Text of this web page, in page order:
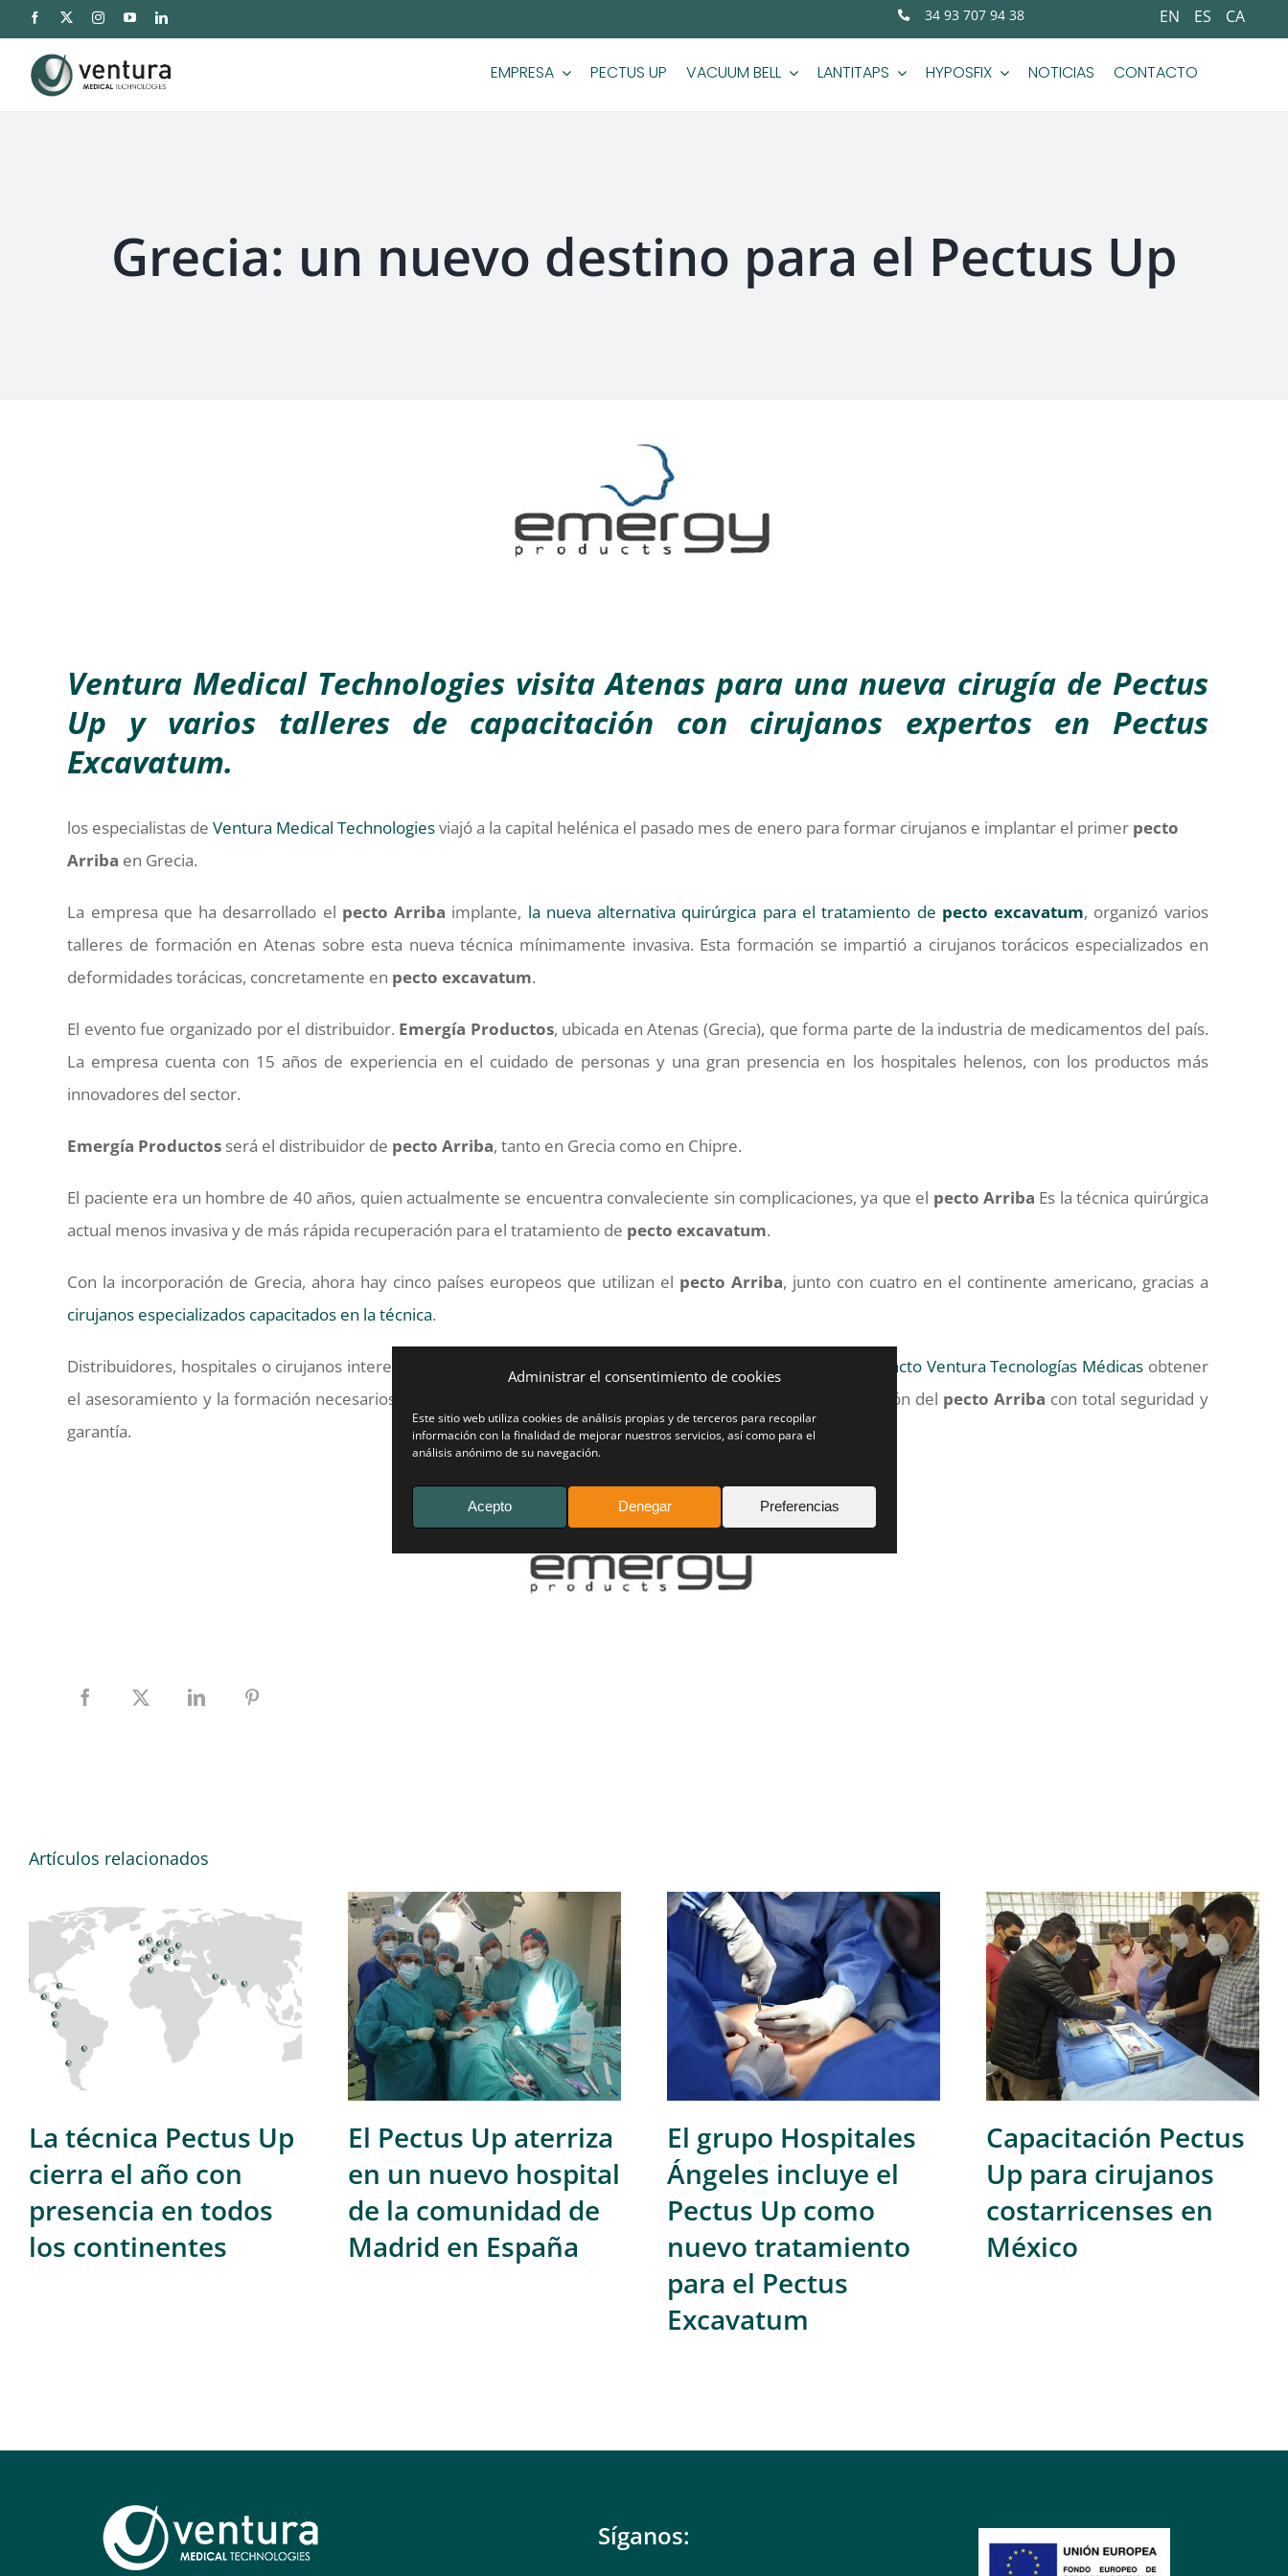
Administrar el consentimiento de cookies
Este sitio web utiliza cookies de análisis propias y de terceros para recopilar
información con la finalidad de mejorar nuestros servicios, así como para el
análisis anónimo de su navegación.
Acepto Denegar Preferencias
Saltar
contenido
34 93 707 94 38 EN ES CA
EMPRESA PECTUS UP VACUUM BELL LANTITAPS HYPOSFIX NOTICIAS CONTACTO
Grecia: un nuevo destino para el Pectus Up
Ventura Medical Technologies visita Atenas para una nueva cirugía de Pectus
Up y varios talleres de capacitación con cirujanos expertos en Pectus
Excavatum.
los especialistas deVentura Medical Technologiesviajó a la capital helénica el pasado mes de enero para formar cirujanos e implantar el primer pecto
Arriba en Grecia.
La empresa que ha desarrollado el pecto Arriba implante, la nueva alternativa quirúrgica para el tratamiento de pecto excavatum, organizó varios
talleres de formación en Atenas sobre esta nueva técnica mínimamente invasiva. Esta formación se impartió a cirujanos torácicos especializados en
deformidades torácicas, concretamente en pecto excavatum.
El evento fue organizado por el distribuidor. Emergía Productos, ubicada en Atenas (Grecia), que forma parte de la industria de medicamentos del país.
La empresa cuenta con 15 años de experiencia en el cuidado de personas y una gran presencia en los hospitales helenos, con los productos más
innovadores del sector.
Emergía Productos será el distribuidor de pecto Arriba, tanto en Grecia como en Chipre.
El paciente era un hombre de 40 años, quien actualmente se encuentra convaleciente sin complicaciones, ya que el pecto Arriba Es la técnica quirúrgica
actual menos invasiva y de más rápida recuperación para el tratamiento de pecto excavatum.
Con la incorporación de Grecia, ahora hay cinco países europeos que utilizan el pecto Arriba, junto con cuatro en el continente americano, gracias a
cirujanos especializados capacitados en la técnica.
Distribuidores, hospitales o cirujanos interesados en conocer más sobre este método quirúrgico, pueden contacto Ventura Tecnologías Médicasobtener
el asesoramiento y la formación necesarios para ofrecer a sus pacientes con
la implantación del pecto Arriba con total seguridad y
garantía.
Artículos relacionados
La técnica Pectus Up
cierra el año con
presencia en todos
los continentes
El Pectus Up aterriza
en un nuevo hospital
de la comunidad de
Madrid en España
El grupo Hospitales
Ángeles incluye el
Pectus Up como
nuevo tratamiento
para el Pectus
Excavatum
Capacitación Pectus
Up para cirujanos
costarricenses en
México
Síganos: